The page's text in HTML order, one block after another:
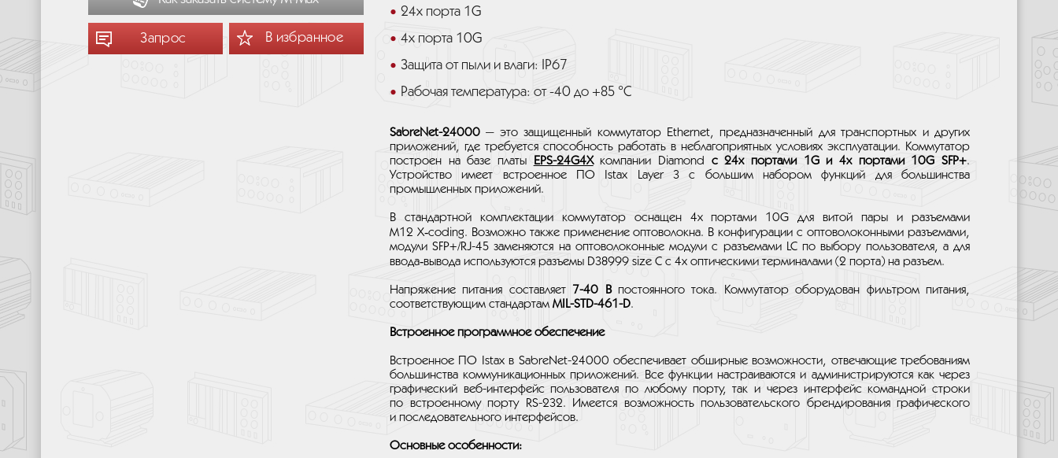
Запрос В избранное
24x порта 1G
4x порта 10G
Защита от пыли и влаги: IP67
Рабочая температура: от -40 до +85 °C
SabreNet-24000 — это защищенный коммутатор Ethernet, предназначенный для транспортных и других
приложений, где требуется способность работать в неблагоприятных условиях эксплуатации. Коммутатор
построен на базе платы
EPS-24G4Xкомпании Diamond с 24х портами 1G и 4х портами 10G SFP+.
Устройство имеет встроенное ПО Istax Layer 3 с большим набором функций для большинства
промышленных приложений.
В стандартной комплектации коммутатор оснащен 4х портами 10G для витой пары и разъемами
M12 X‑coding. Возможно также применение оптоволокна. В конфигурации с оптоволоконными разъемами,
модули SFP+/RJ-45 заменяются на оптоволоконные модули с разъемами LC по выбору пользователя, а для
ввода‑вывода используются разъемы D38999 size C с 4х оптическими терминалами (2 порта) на разъем.
Напряжение питания составляет 7-40 Впостоянного тока. Коммутатор оборудован фильтром питания,
соответствующим стандартам MIL-STD-461-D.
Встроенное программное обеспечение
Встроенное ПО Istax в SabreNet-24000 обеспечивает обширные возможности, отвечающие требованиям
большинства коммуникационных приложений. Все функции настраиваются и администрируются как через
графический веб-интерфейс пользователя по любому порту, так и через интерфейс командной строки
по встроенному порту RS-232. Имеется возможность пользовательского брендирования графического
и последовательного интерфейсов.
Основные особенности: